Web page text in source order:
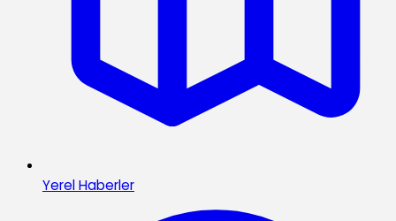
Yerel Haberler